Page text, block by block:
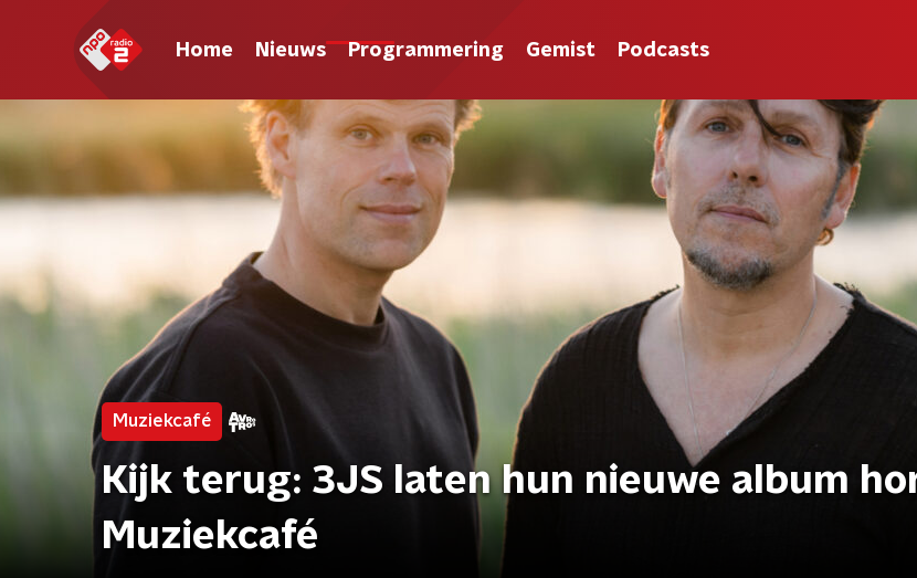
Home Nieuws Programmering Gemist Podcasts
Muziekcafé
Kijk terug: 3JS laten hun nieuwe album
Muziekcafé